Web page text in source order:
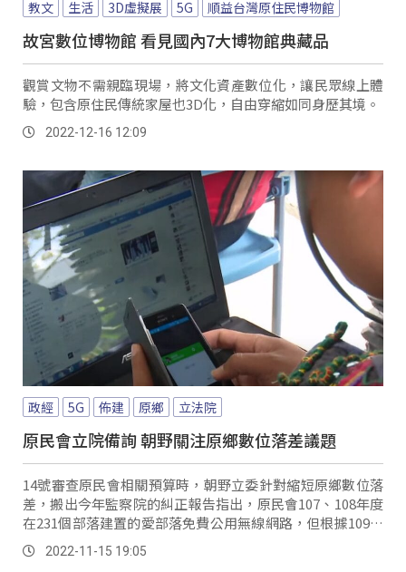
教文 生活 3D虛擬展 5G 順益台灣原住民博物館
故宮數位博物館 看見國內7大博物館典藏品
觀賞文物不需親臨現場，將文化資產數位化，讓民眾線上體
驗，包含原住民傳統家屋也3D化，自由穿縮如同身歷其境。
2022-12-16 12:09
政經 5G 佈建 原鄉 立法院
原民會立院備詢 朝野關注原鄉數位落差議題
14號審查原民會相關預算時，朝野立委針對縮短原鄉數位落
差，搬出今年監察院的糾正報告指出，原民會107、108年度
在231個部落建置的愛部落免費公用無線網路，但根據109年
度的使用統計資料結果卻發現，總共有150個部落，大約占
64.94%，平均每月未達5500人次上網的預期目標，認為建置
2022-11-15 19:05